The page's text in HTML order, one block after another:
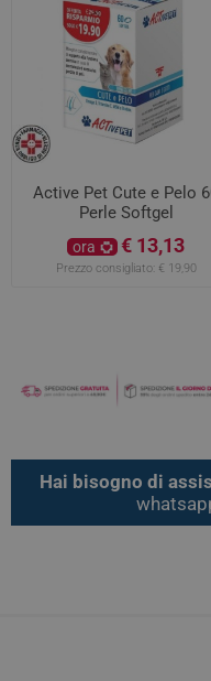
Active Pet Cute e Pelo
Perle Softgel
ora € 13,13
Prezzo consigliato: € 19,90
Hai bisogno di